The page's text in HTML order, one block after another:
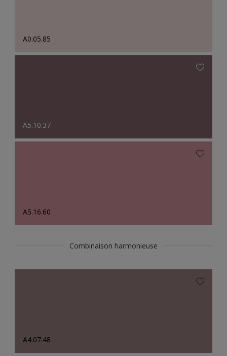
A0.05.85
A5.10.37
A5.16.60
Combinaison harmonieuse
A4.07.48